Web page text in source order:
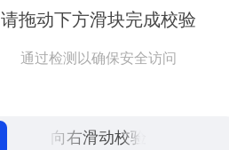
请拖动下方滑块完成校验
通过检测以确保安全访问